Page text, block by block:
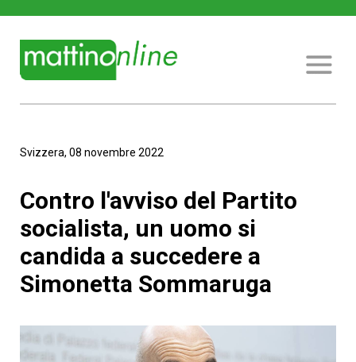
Svizzera, 08 novembre 2022
Contro l'avviso del Partito
socialista, un uomo si
candida a succedere a
Simonetta Sommaruga